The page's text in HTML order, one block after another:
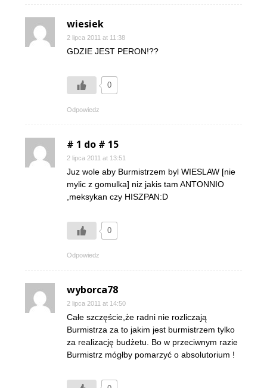
wiesiek
2 lipca 2011 at 11:38
GDZIE JEST PERON!??
0
Odpowiedz
# 1 do # 15
2 lipca 2011 at 13:51
Juz wole aby Burmistrzem byl WIESLAW [nie
mylic z gomulka] niz jakis tam ANTONNIO
,meksykan czy HISZPAN:D
0
Odpowiedz
wyborca78
2 lipca 2011 at 14:50
Całe szczęście,że radni nie rozliczają
Burmistrza za to jakim jest burmistrzem tylko
za realizację budżetu. Bo w przeciwnym razie
Burmistrz mógłby pomarzyć o absolutorium !